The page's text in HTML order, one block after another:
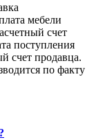
мебели
счет
поступления
счет продавца.
по факту